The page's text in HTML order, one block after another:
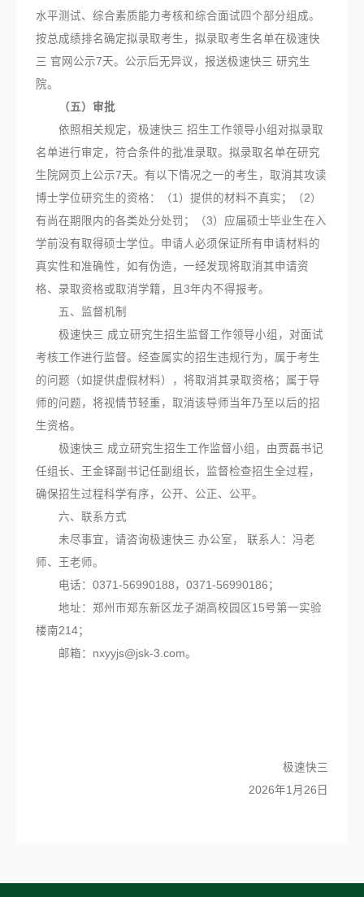
水平测试、综合素质能力考核和综合面试四个部分组成。
按总成绩排名确定拟录取考生，拟录取考生名单在极速快
三 官网公示7天。公示后无异议，报送极速快三 研究生
院。
（五）审批
依照相关规定，极速快三 招生工作领导小组对拟录取
名单进行审定，符合条件的批准录取。拟录取名单在研究
生院网页上公示7天。有以下情况之一的考生，取消其攻读
博士学位研究生的资格：（1）提供的材料不真实；（2）
有尚在期限内的各类处分处罚；（3）应届硕士毕业生在入
学前没有取得硕士学位。申请人必须保证所有申请材料的
真实性和准确性，如有伪造，一经发现将取消其申请资
格、录取资格或取消学籍，且3年内不得报考。
五、监督机制
极速快三 成立研究生招生监督工作领导小组，对面试
考核工作进行监督。经查属实的招生违规行为，属于考生
的问题（如提供虚假材料），将取消其录取资格；属于导
师的问题，将视情节轻重，取消该导师当年乃至以后的招
生资格。
极速快三 成立研究生招生工作监督小组，由贾磊书记
任组长、王金铎副书记任副组长，监督检查招生全过程，
确保招生过程科学有序，公开、公正、公平。
六、联系方式
未尽事宜，请咨询极速快三 办公室， 联系人：冯老
师、王老师。
电话：0371-56990188，0371-56990186；
地址：郑州市郑东新区龙子湖高校园区15号第一实验
楼南214；
邮箱： nxyyjs@jsk-3.com。
极速快三
2026年1月26日